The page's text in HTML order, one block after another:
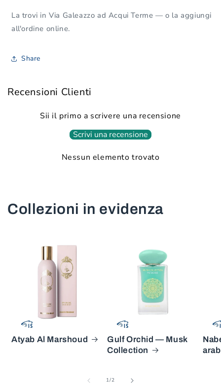
La trovi in Via Galeazzo ad Acqui Terme — o la aggiungi
all'ordine online.
Share
Recensioni Clienti
Sii il primo a scrivere una recensione
Scrivi una recensione
Nessun elemento trovato
Collezioni in evidenza
Atyab Al Marshoud
Gulf Orchid — Musk
Collection
1/su
2